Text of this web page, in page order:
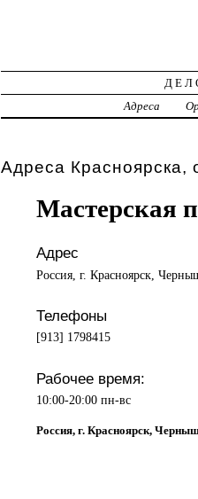
Адреса
Адреса Красноярска,
Мастерская
Адрес
Россия, г. Красноярск,
Телефоны
[913] 1798415
Рабочее время:
10:00-20:00 пн-вс
Россия, г. Красноярск,